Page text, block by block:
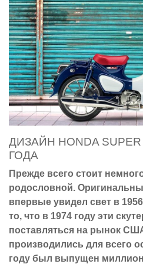
ДИЗАЙН HONDA SUPER
ГОДА
Прежде всего стоит
родословной.
впервые увидел свет в
то, что в 1974 году эти
поставляться на рынок
производились для всего
году был выпущен